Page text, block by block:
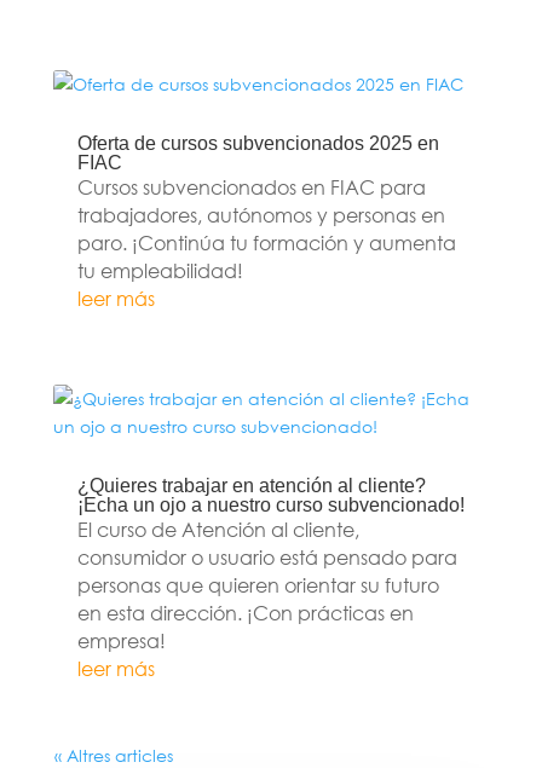
Oferta de cursos subvencionados 2025 en
FIAC
Cursos subvencionados en FIAC para
trabajadores, autónomos y personas en
paro. ¡Continúa tu formación y aumenta
tu empleabilidad!
leer más
¿Quieres trabajar en atención al cliente?
¡Echa un ojo a nuestro curso subvencionado!
El curso de Atención al cliente,
consumidor o usuario está pensado para
personas que quieren orientar su futuro
en esta dirección. ¡Con prácticas en
empresa!
leer más
« Altres articles